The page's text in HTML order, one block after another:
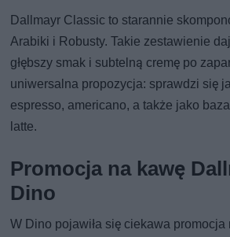
Dallmayr Classic to starannie
Arabiki i Robusty. Takie zestawienie
głębszy smak i subtelną cremę po
uniwersalna propozycja: sprawdzi się
espresso, americano, a także jako
latte.
Promocja na kawę
Dino
W Dino pojawiła się ciekawa